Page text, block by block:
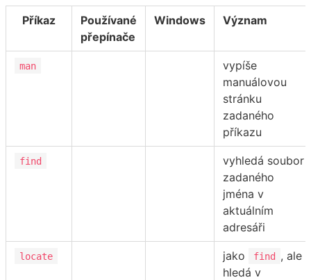
Příkaz
Používané
přepínače
Windows Význam
man
vypíše
manuálovou
stránku
zadaného
příkazu
find
vyhledá soubor
zadaného
jména v
aktuálním
adresáři
locate jako find , ale
hledá v